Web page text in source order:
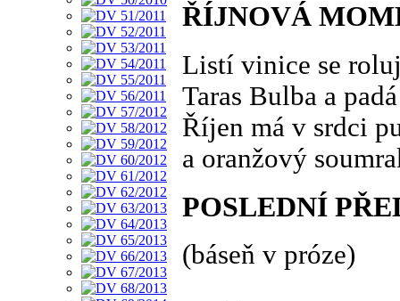
ŘÍJNOVÁ
Listí vinice se
Taras Bulba a
Říjen má v srdci
a oranžový
POSLEDNÍ
(báseň v próze)